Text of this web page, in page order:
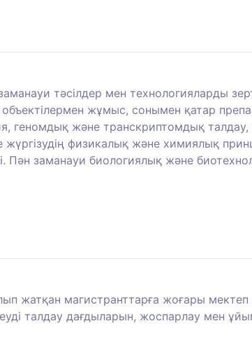
тәсілдер мен технологияларды
жұмыс, сонымен қатар
геномдық және транскриптомдық
жүргізудің физикалық және химиялық
Пән заманауи биологиялық және
жатқан магистранттарға жоғары
талдау дағдыларын, жоспарлау мен